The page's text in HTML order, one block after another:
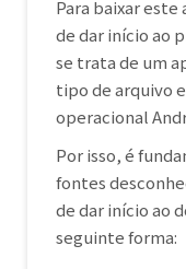
Para baixar
de dar início ao
se trata de um
tipo de arquivo
operacional
Por isso, é
fontes
de dar início ao
seguinte forma: